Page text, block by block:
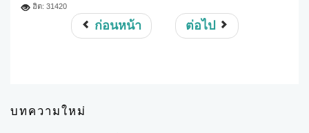
ฮิต: 31420
ก่อนหน้า ต่อไป
บทความใหม่